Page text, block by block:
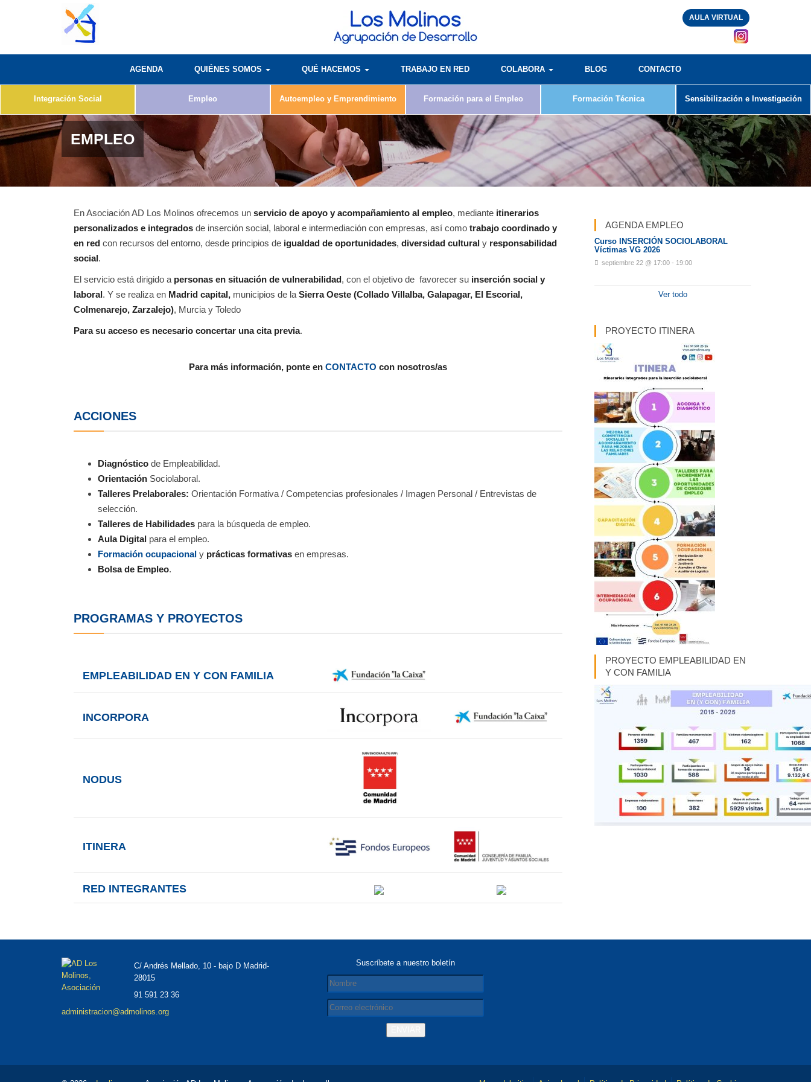
AULA VIRTUAL
AGENDA QUIÉNES SOMOS QUÉ HACEMOS TRABAJO EN RED COLABORA BLOG CONTACTO
Integración Social Empleo Autoempleo y Emprendimiento Formación para el Empleo Formación Técnica Sensibilización e Investigación
EMPLEO
En Asociación AD Los Molinos ofrecemos un servicio de apoyo y acompañamiento al empleo, mediante itinerarios
personalizados e integrados de inserción social, laboral e intermediación con empresas, así como trabajo coordinado y
en red con recursos del entorno, desde principios de igualdad de oportunidades, diversidad cultural y responsabilidad
social.
El servicio está dirigido a personas en situación de vulnerabilidad, con el objetivo de favorecer su inserción social y
laboral. Y se realiza en Madrid capital, municipios de la Sierra Oeste (Collado Villalba, Galapagar, El Escorial,
Colmenarejo, Zarzalejo), Murcia y Toledo
Para su acceso es necesario concertar una cita previa.
Para más información, ponte en CONTACTO con nosotros/as
ACCIONES
Diagnóstico de Empleabilidad.
Orientación Sociolaboral.
Talleres Prelaborales: Orientación Formativa / Competencias profesionales / Imagen Personal / Entrevistas de
selección.
Talleres de Habilidades para la búsqueda de empleo.
Aula Digital para el empleo.
Formación ocupacional y prácticas formativas en empresas.
Bolsa de Empleo.
PROGRAMAS Y PROYECTOS
EMPLEABILIDAD EN Y CON FAMILIA
INCORPORA
NODUS
ITINERA
RED INTEGRANTES
AGENDA EMPLEO
Curso INSERCIÓN SOCIOLABORAL
Víctimas VG 2026
septiembre 22 @ 17:00 - 19:00
Ver todo
PROYECTO ITINERA
PROYECTO EMPLEABILIDAD EN
Y CON FAMILIA
C/ Andrés Mellado, 10 - bajo D Madrid-
28015
91 591 23 36
administracion@admolinos.org
Suscríbete a nuestro boletín